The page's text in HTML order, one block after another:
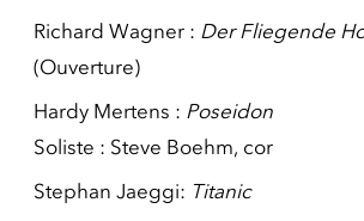
Richard Wagner : Der Fliegende
(Ouverture)
Hardy Mertens : Poseidon
Soliste : Steve Boehm, cor
Stephan Jaeggi: Titanic